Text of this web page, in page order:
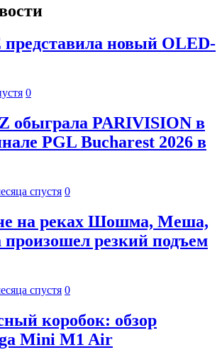
новый OLED-
0
обыграла PARIVISION в
PGL Bucharest 2026 в
спустя 0
на реках Шошма, Меша,
резкий подъем
спустя 0
коробок: обзор
Mini M1 Air